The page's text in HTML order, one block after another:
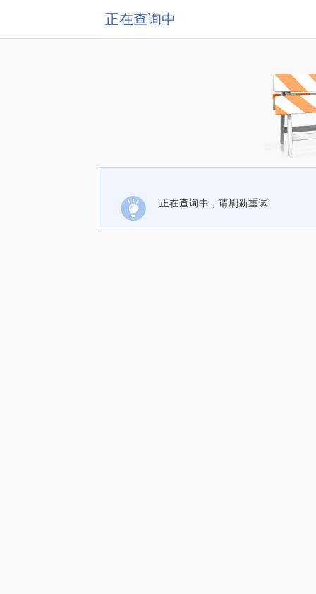
正在查询中
正在查询中，请刷新重试